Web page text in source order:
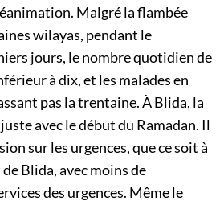
Malgré la flambée
wilayas, pendant le
jours, le nombre quotidien de
à dix, et les malades en
pas la trentaine. À Blida, la
avec le début du Ramadan. Il
sur les urgences, que ce soit à
Blida, avec moins de
des urgences. Même le